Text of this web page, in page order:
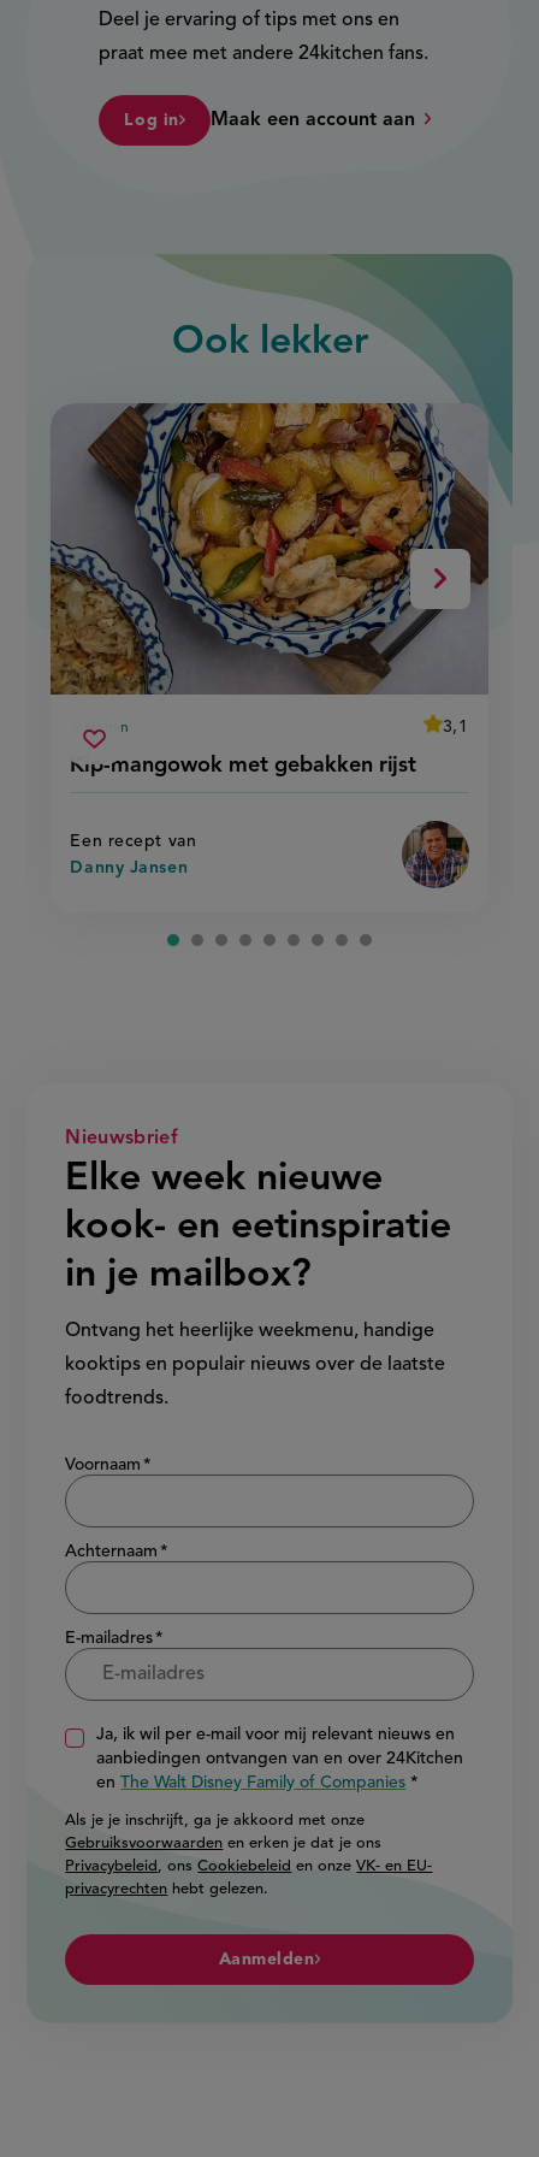
Deel je ervaring of tips met ons en
praat mee met andere 24kitchen fans.
Log in Maak een account aan
Ook lekker
Volgende
Kip-mangowok met gebakken rijst
voorbereidingstijd
60 min
average
3,1
Beoordeel
met
rijst'
Een recept van
Danny Jansen
Sla
recept
kip-
mangowok
met
rijst
Nieuwsbrief
Elke week nieuwe
kook- en eetinspiratie
in je mailbox?
Ontvang het heerlijke weekmenu, handige
kooktips en populair nieuws over de laatste
foodtrends.
Show/hide
Voornaam
Achternaam
E-mailadres
Ja, ik wil per e-mail voor mij relevant nieuws en
aanbiedingen ontvangen van en over 24Kitchen
enThe Walt Disney Family of Companies
Als je je inschrijft, ga je akkoord met onze
Gebruiksvoorwaarden en erken je dat je ons
Privacybeleid , onsCookiebeleid en onzeVK- en EU-
privacyrechten hebt gelezen.
Aanmelden